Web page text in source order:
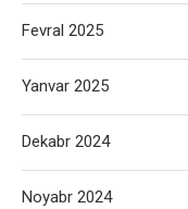
Fevral 2025
Yanvar 2025
Dekabr 2024
Noyabr 2024